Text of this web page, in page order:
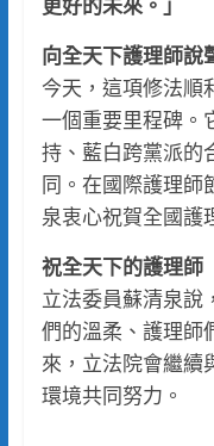
更好的未來。」
向全天下護理師說
今天，這項修法順
一個重要里程碑。
持、藍白跨黨派的
同。在國際護理師
泉衷心祝賀全國護
祝全天下的護理
立法委員蘇清泉說
們的溫柔、護理師
來，立法院會繼續
環境共同努力。